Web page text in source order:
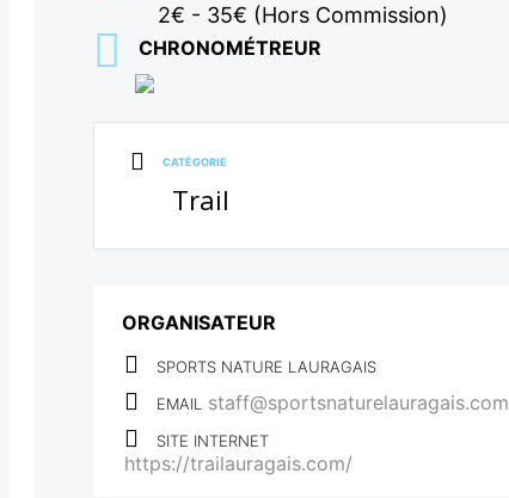
2€ - 35€ (Hors Commission)
CHRONOMÉTREUR
CATÉGORIE
Trail
ORGANISATEUR
SPORTS NATURE LAURAGAIS
EMAIL staff@sportsnaturelauragais.com
SITE INTERNET
https://trailauragais.com/